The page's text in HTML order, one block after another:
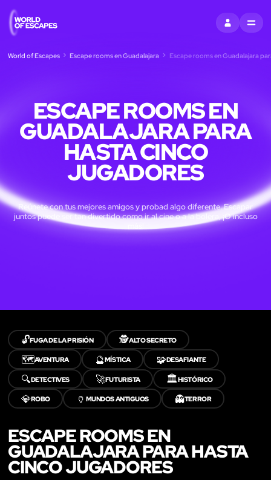
ENTRARMENU
World of Escapes Escape rooms en Guadalajara Escape rooms en Guadalajara
ESCAPE ROOMS EN
GUADALAJARA PARA
HASTA CINCO
JUGADORES
Reúnete con tus mejores amigos y probad algo diferente. Escapar
juntos puede ser tan divertido como ir al cine o a la bolera, ¡O incluso
🔓FUGA DE LA PRISIÓN 🕵️ALTO SECRETO
🗺️AVENTURA 🔮MÍSTICA 🧩DESAFIANTE
🔍DETECTIVES 🚀FUTURISTA 🏛️HISTÓRICO
💎ROBO 🏺 MUNDOS ANTIGUOS 👻TERROR
ESCAPE ROOMS EN
GUADALAJARA PARA HASTA
CINCO JUGADORES